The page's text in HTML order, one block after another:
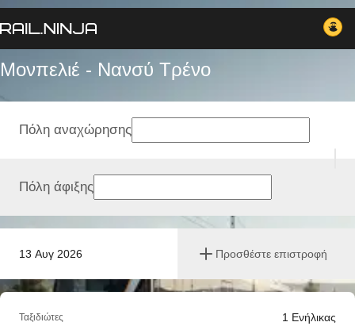
Μονπελιέ - Νανσύ Tρένο
13 Αυγ 2026 Προσθέστε επιστροφή
Πόλη αναχώρησης
Πόλη άφιξης
Ταξιδιώτες 1 Ενήλικας